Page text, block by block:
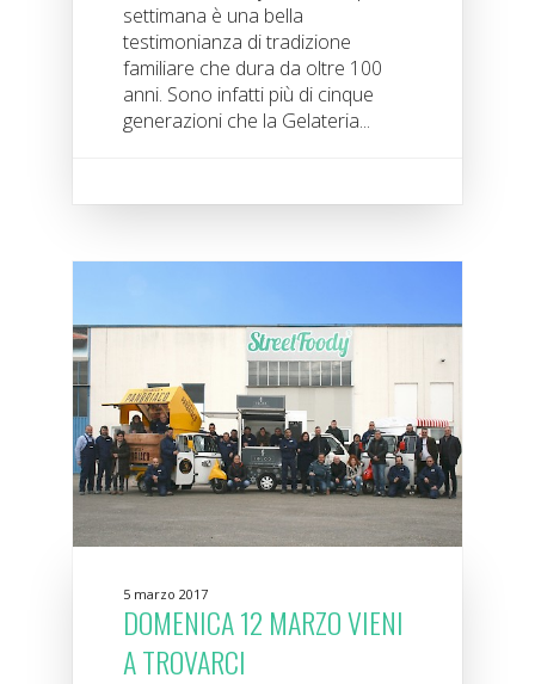
settimana è una bella
testimonianza di tradizione
familiare che dura da oltre 100
anni. Sono infatti più di cinque
generazioni che la Gelateria...
5 marzo 2017
DOMENICA 12 MARZO VIENI
A TROVARCI